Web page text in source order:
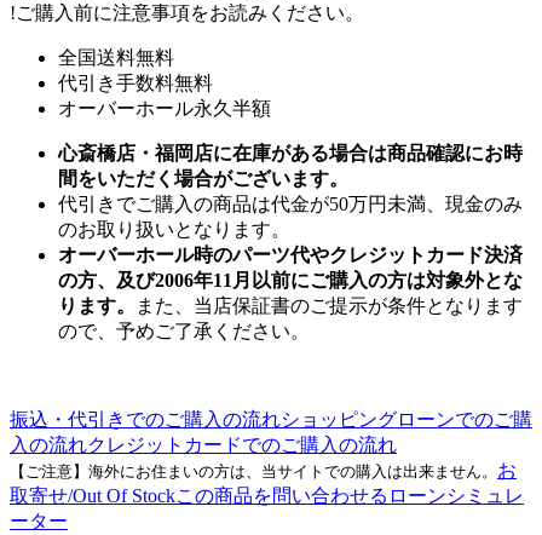
!ご購入前に注意事項をお読みください。
全国送料無料
代引き手数料無料
オーバーホール永久半額
心斎橋店・福岡店に在庫がある場合は商品確認にお時
間をいただく場合がございます。
代引きでご購入の商品は代金が50万円未満、現金のみ
のお取り扱いとなります。
オーバーホール時のパーツ代やクレジットカード決済
の方、及び2006年11月以前にご購入の方は対象外とな
ります。
また、当店保証書のご提示が条件となります
ので、予めご了承ください。
振込・代引きでのご購入の流れショッピングローンでのご購
入の流れクレジットカードでのご購入の流れ
【ご注意】海外にお住まいの方は、当サイトでの購入は出来ません。 お
取寄せ/Out Of Stockこの商品を問い合わせる ローンシミュレ
ーター